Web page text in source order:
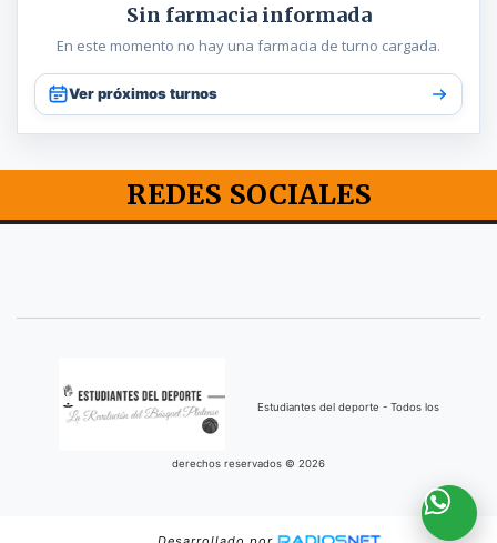
Sin farmacia informada
En este momento no hay una farmacia de turno cargada.
Ver próximos turnos
REDES SOCIALES
Estudiantes del deporte - Todos los
derechos reservados © 2026